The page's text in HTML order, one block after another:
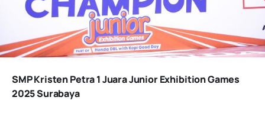
SMP Kristen Petra 1 Juara Junior Exhibition Games
2025 Surabaya